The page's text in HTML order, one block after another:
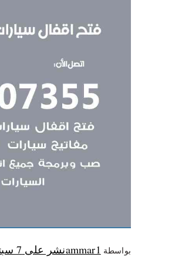
بواسطة ammar1نشر على 7 سبتمبر، 2020